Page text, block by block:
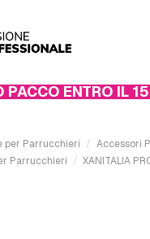
ENTRO IL 15
per Parrucchieri
Accessori
Parrucchieri
XANITALIA